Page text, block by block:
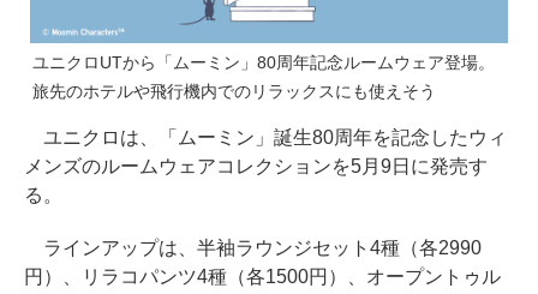
ユニクロUTから「ムーミン」80周年記念ルームウェア登場。
旅先のホテルや飛行機内でのリラックスにも使えそう
ユニクロは、「ムーミン」誕生80周年を記念したウィ
メンズのルームウェアコレクションを5月9日に発売す
る。
ラインアップは、半袖ラウンジセット4種（各2990
円）、リラコパンツ4種（各1500円）、オープントゥル